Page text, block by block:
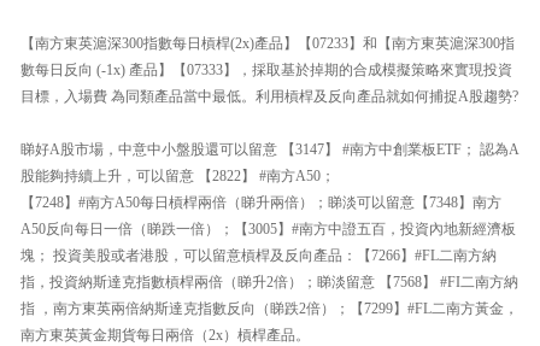
【南方東英滬深300指數每日槓桿(2x)產品】【07233】和【南方東英滬深300指
數每日反向 (-1x) 產品】【07333】，採取基於掉期的合成模擬策略來實現投資
目標，入場費 為同類產品當中最低。利用槓桿及反向產品就如何捕捉A股趨勢?
睇好A股市場，中意中小盤股還可以留意 【3147】 #南方中創業板ETF； 認為A
股能夠持續上升，可以留意 【2822】 #南方A50；
【7248】#南方A50每日槓桿兩倍（睇升兩倍）；睇淡可以留意【7348】南方
A50反向每日一倍（睇跌一倍）；【3005】#南方中證五百，投資內地新經濟板
塊； 投資美股或者港股，可以留意槓桿及反向產品：【7266】#FL二南方納
指，投資納斯達克指數槓桿兩倍（睇升2倍）；睇淡留意 【7568】 #FI二南方納
指 ，南方東英兩倍納斯達克指數反向（睇跌2倍）；【7299】#FL二南方黃金，
南方東英黃金期貨每日兩倍（2x）槓桿產品。